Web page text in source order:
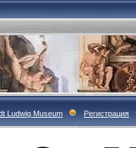
Ludwig Museum Регистрация